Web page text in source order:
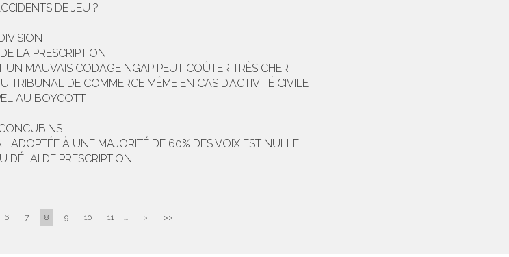
DE JEU ?
LA PRESCRIPTION
UN MAUVAIS CODAGE NGAP PEUT COÛTER TRÈS CHER
TRIBUNAL DE COMMERCE MÊME EN CAS D’ACTIVITÉ CIVILE
AU BOYCOTT
ADOPTÉE À UNE MAJORITÉ DE 60% DES VOIX EST NULLE
DÉLAI DE PRESCRIPTION
6 7 8 9 10 11 ... > >>